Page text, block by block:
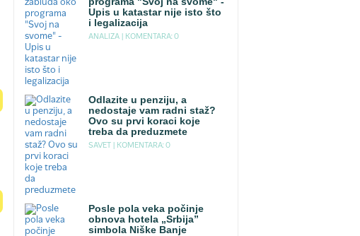
Upis u katastar nije isto što
i legalizacija
ANALIZA | KOMENTARA: 0
Odlazite u penziju, a
nedostaje vam radni staž?
Ovo su prvi koraci koje
treba da preduzmete
SAVET | KOMENTARA: 0
Posle pola veka počinje
obnova hotela „Srbija”
simbola Niške Banje